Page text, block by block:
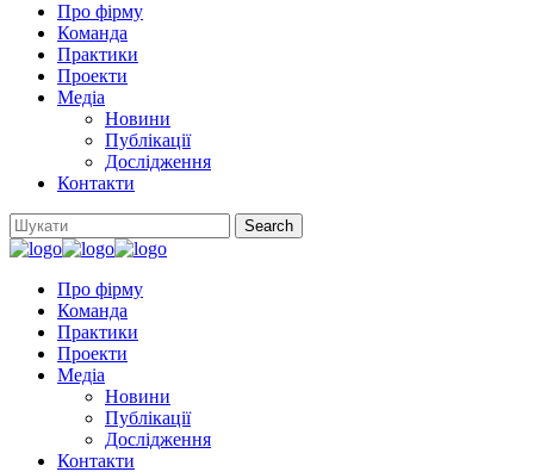
Про фірму
Команда
Практики
Проекти
Медіа
Новини
Публікації
Дослідження
Контакти
Про фірму
Команда
Практики
Проекти
Медіа
Новини
Публікації
Дослідження
Контакти